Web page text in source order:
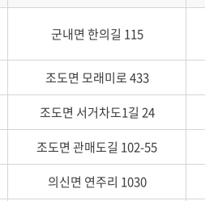
군내면 한의길 115
조도면 모래미로 433
조도면 서거차도1길 24
조도면 관매도길 102-55
의신면 연주리 1030